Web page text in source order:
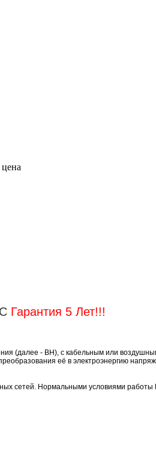
Гарантия 5 Лет!!!
(далее - ВН), с кабельным или
её в электроэнергию
сетей. Нормальными условиями